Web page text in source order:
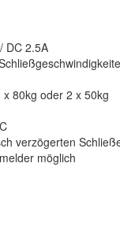
DC 2.5A
80kg oder 2 x 50kg
verzögerten
möglich